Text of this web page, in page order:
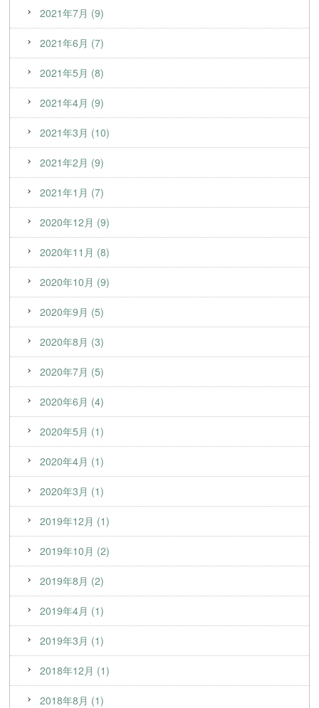
2021年7月 (9)
2021年6月 (7)
2021年5月 (8)
2021年4月 (9)
2021年3月 (10)
2021年2月 (9)
2021年1月 (7)
2020年12月 (9)
2020年11月 (8)
2020年10月 (9)
2020年9月 (5)
2020年8月 (3)
2020年7月 (5)
2020年6月 (4)
2020年5月 (1)
2020年4月 (1)
2020年3月 (1)
2019年12月 (1)
2019年10月 (2)
2019年8月 (2)
2019年4月 (1)
2019年3月 (1)
2018年12月 (1)
2018年8月 (1)